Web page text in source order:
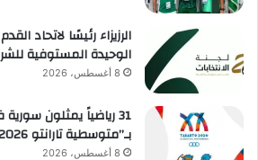
الرزيزاء رئيسًا لاتحاد
الوحيدة المستوفية
8 أغسطس، 2026
31 رياضياً يمثلون
بـ”متوسطية تارانتو 2026″
8 أغسطس، 2026